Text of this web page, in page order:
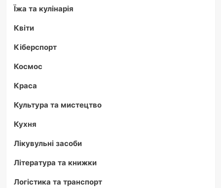
Їжа та кулінарія
Квіти
Кіберспорт
Космос
Краса
Культура та мистецтво
Кухня
Лікувульні засоби
Література та книжки
Логістика та транспорт